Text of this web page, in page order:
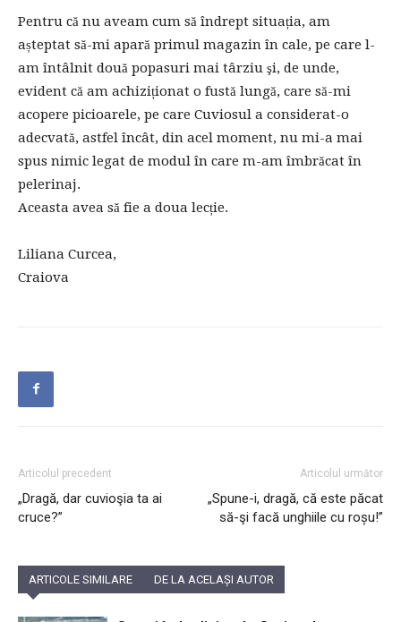
Pentru că nu aveam cum să îndrept situația, am
așteptat să-mi apară primul magazin în cale, pe care l-
am întâlnit două popasuri mai târziu şi, de unde,
evident că am achiziționat o fustă lungă, care să-mi
acopere picioarele, pe care Cuviosul a considerat-o
adecvată, astfel încât, din acel moment, nu mi-a mai
spus nimic legat de modul în care m-am îmbrăcat în
pelerinaj.
Aceasta avea să fie a doua lecție.
Liliana Curcea,
Craiova
Articolul precedent
„Dragă, dar cuvioşia ta ai
cruce?”
Articolul următor
„Spune-i, dragă, că este păcat
să-şi facă unghiile cu roșu!”
ARTICOLE SIMILARE DE LA ACELAȘI AUTOR